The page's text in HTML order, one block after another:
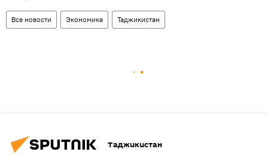
Все новости Экономика Таджикистан
Таджикистан